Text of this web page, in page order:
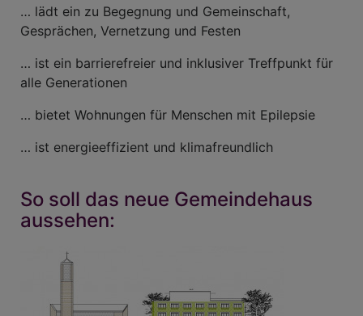
… lädt ein zu Begegnung und Gemeinschaft,
Gesprächen, Vernetzung und Festen
… ist ein barrierefreier und inklusiver Treffpunkt für
alle Generationen
… bietet Wohnungen für Menschen mit Epilepsie
… ist energieeffizient und klimafreundlich
So soll das neue Gemeindehaus
aussehen: